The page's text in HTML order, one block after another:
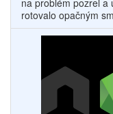
na problém pozrel a
rotovalo opačným